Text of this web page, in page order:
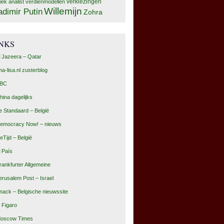
analist verdienmodellen verkiezingen
PutinWillemijn Zohra
Jazeera – Qatar
lisa.nl zusterblog
dagelijks
Standaard – België
Now! – nieuws
– België
País
Allgemeine
Post – Israel
– Belgische nieuwssite
Figaro
Times